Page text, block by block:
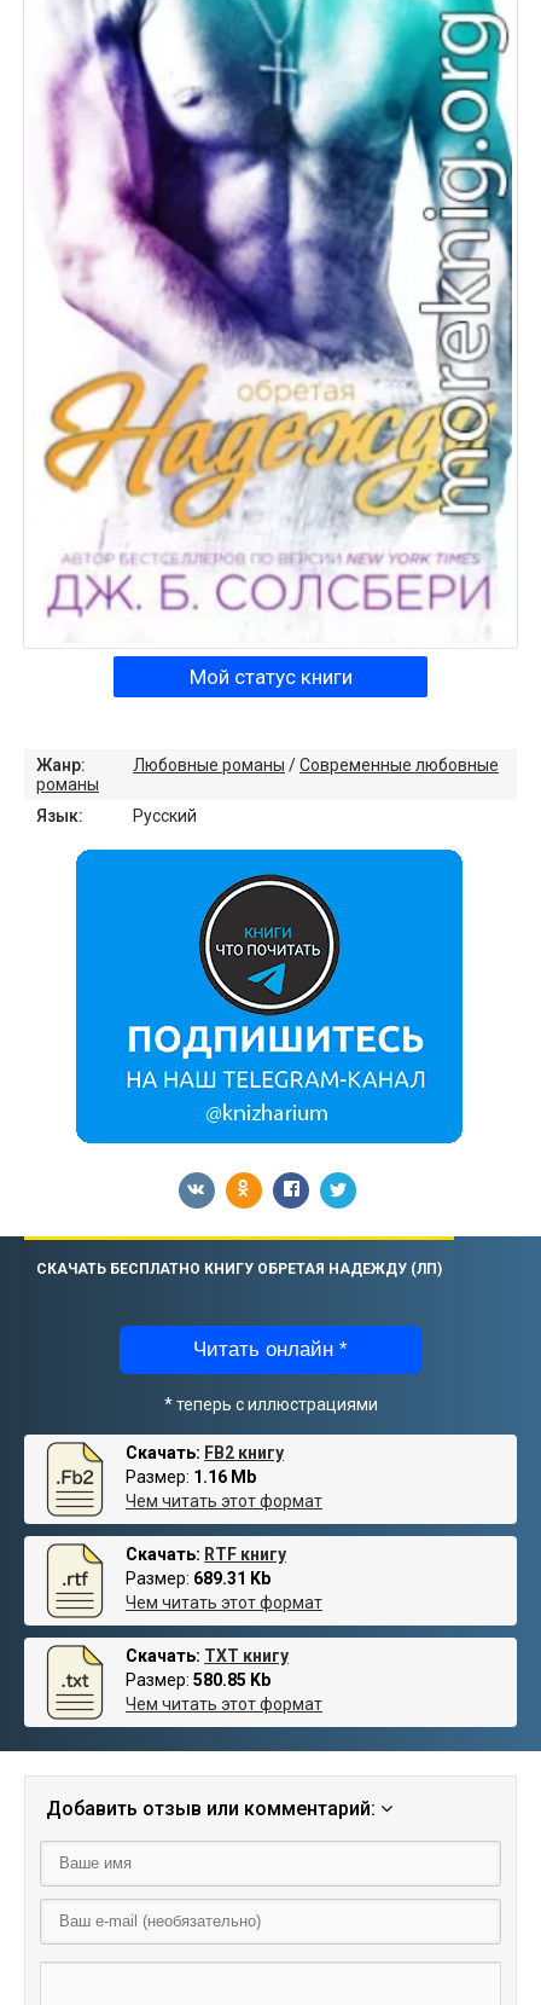
Мой статус книги
Жанр: Любовные романы /Современные любовные
романы
Язык:
Русский
СКАЧАТЬ БЕСПЛАТНО КНИГУ ОБРЕТАЯ НАДЕЖДУ (ЛП)
Читать онлайн *
* теперь с иллюстрациями
Скачать: FB2 книгу
Размер: 1.16 Mb
Чем читать этот формат
Скачать: RTF книгу
Размер: 689.31 Kb
Чем читать этот формат
Скачать: TXT книгу
Размер: 580.85 Kb
Чем читать этот формат
Добавить отзыв или комментарий: